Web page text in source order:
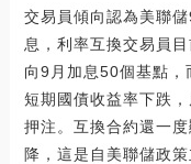
交易員傾向認為美聯
息，利率互換交易員
向9月加息50個基點，
短期國債收益率下跌
押注。互換合約還一
降，這是自美聯儲政